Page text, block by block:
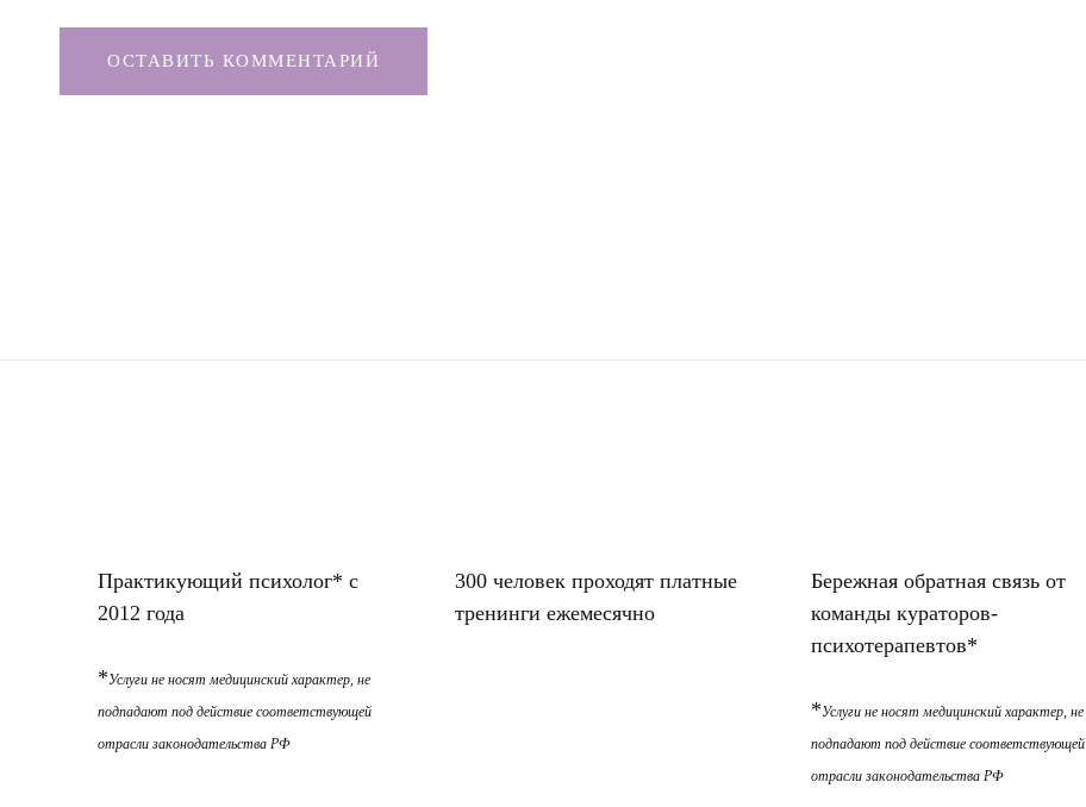
ОСТАВИТЬ КОММЕНТАРИЙ
Практикующий психолог* с
2012 года
*Услуги не носят медицинский характер, не
подпадают под действие соответствующей
отрасли законодательства РФ
300 человек проходят платные
тренинги ежемесячно
Бережная обратная связь от
команды кураторов-
психотерапевтов*
*Услуги не носят медицинский характер, не
подпадают под действие соответствующей
отрасли законодательства РФ